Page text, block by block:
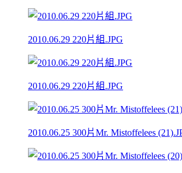
2010.06.29 220片組.JPG
2010.06.29 220片組.JPG
2010.06.25 300片Mr. Mistoffelees